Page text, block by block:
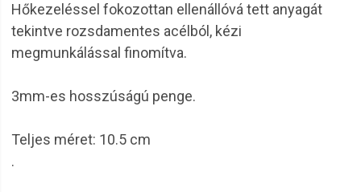
Hőkezeléssel fokozottan ellenállóvá tett anyagát
tekintve rozsdamentes acélból, kézi
megmunkálással finomítva.
3mm-es hosszúságú penge.
Teljes méret: 10.5 cm
.